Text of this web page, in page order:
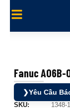
Fanuc
❯Yêu Cầu
SKU: 1348-